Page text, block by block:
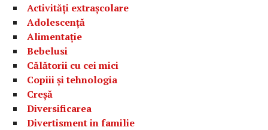
Activități extrașcolare
Adolescență
Alimentație
Bebelusi
Călătorii cu cei mici
Copiii și tehnologia
Creșă
Diversificarea
Divertisment in familie